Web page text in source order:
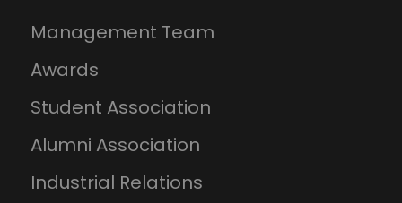
Management Team
Awards
Student Association
Alumni Association
Industrial Relations